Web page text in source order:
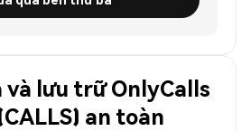
và lưu trữ OnlyCalls
an toàn